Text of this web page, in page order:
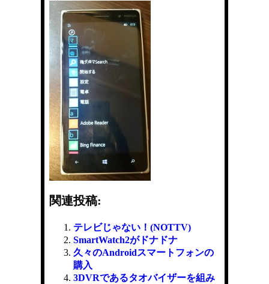
関連投稿:
テレビじゃない！(NOTTV)
SmartWatch2がドナドナ
久々のAndroidスマートフォンの
購入
3DVRであるタオバイザーを組み